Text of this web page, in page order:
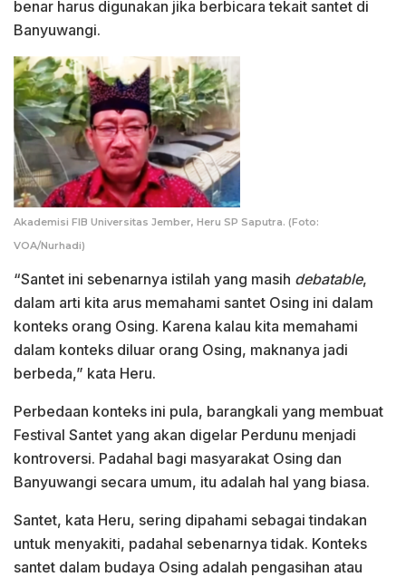
benar harus digunakan jika berbicara tekait santet di
Banyuwangi.
Akademisi FIB Universitas Jember, Heru SP Saputra. (Foto:
VOA/Nurhadi)
“Santet ini sebenarnya istilah yang masih debatable,
dalam arti kita arus memahami santet Osing ini dalam
konteks orang Osing. Karena kalau kita memahami
dalam konteks diluar orang Osing, maknanya jadi
berbeda,” kata Heru.
Perbedaan konteks ini pula, barangkali yang membuat
Festival Santet yang akan digelar Perdunu menjadi
kontroversi. Padahal bagi masyarakat Osing dan
Banyuwangi secara umum, itu adalah hal yang biasa.
Santet, kata Heru, sering dipahami sebagai tindakan
untuk menyakiti, padahal sebenarnya tidak. Konteks
santet dalam budaya Osing adalah pengasihan atau